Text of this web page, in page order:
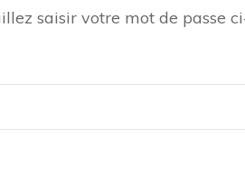
saisir votre mot de passe